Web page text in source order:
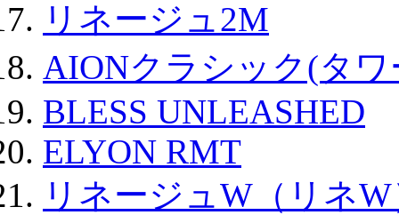
リネージュ2M
AIONクラシック(タ
BLESS UNLEASHED
ELYON RMT
リネージュW（リネ